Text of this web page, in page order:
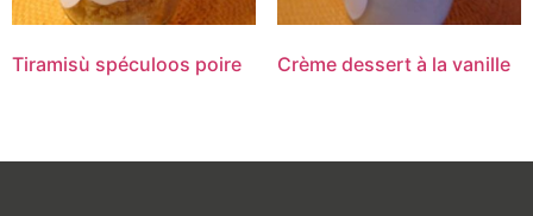
Tiramisù spéculoos poire Crème dessert à la vanille